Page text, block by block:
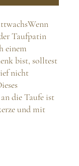
Taufpatin
einem
bist, solltest
nicht
die Taufe ist
und mit